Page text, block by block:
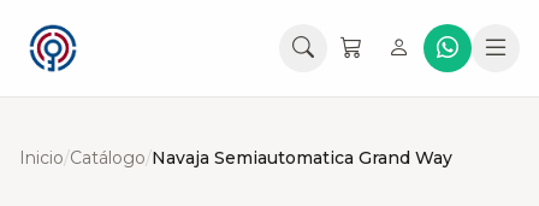
Inicio/Catálogo/Navaja Semiautomatica Grand Way